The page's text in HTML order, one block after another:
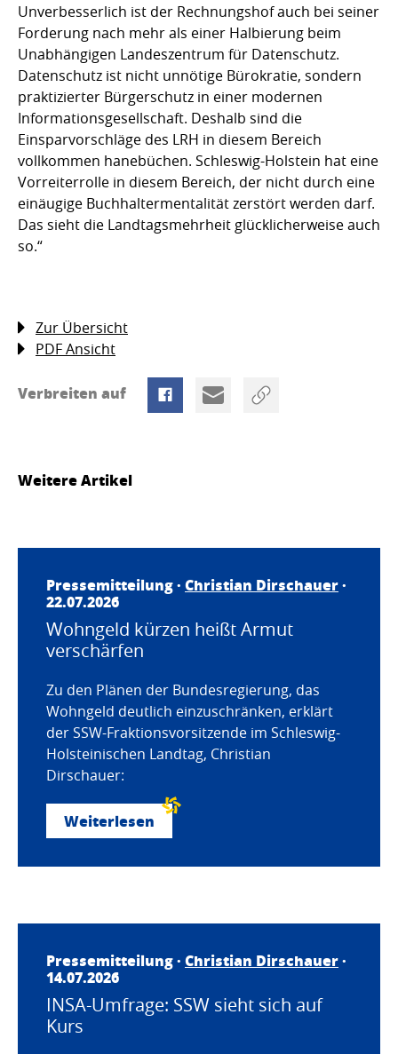
Unverbesserlich ist der Rechnungshof auch bei seiner
Forderung nach mehr als einer Halbierung beim
Unabhängigen Landeszentrum für Datenschutz.
Datenschutz ist nicht unnötige Bürokratie, sondern
praktizierter Bürgerschutz in einer modernen
Informationsgesellschaft. Deshalb sind die
Einsparvorschläge des LRH in diesem Bereich
vollkommen hanebüchen. Schleswig-Holstein hat eine
Vorreiterrolle in diesem Bereich, der nicht durch eine
einäugige Buchhaltermentalität zerstört werden darf.
Das sieht die Landtagsmehrheit glücklicherweise auch
so.“
Zur Übersicht
PDF Ansicht
Verbreiten auf
Weitere Artikel
Pressemitteilung · Christian Dirschauer·
22.07.2026
Wohngeld kürzen heißt Armut
verschärfen
Zu den Plänen der Bundesregierung, das
Wohngeld deutlich einzuschränken, erklärt
der SSW-Fraktionsvorsitzende im Schleswig-
Holsteinischen Landtag, Christian
Dirschauer:
Weiterlesen
Pressemitteilung · Christian Dirschauer·
14.07.2026
INSA-Umfrage: SSW sieht sich auf
Kurs